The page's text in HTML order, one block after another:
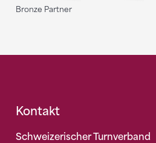
Bronze Partner
Fusszeile
Kontakt
Schweizerischer Turnverband